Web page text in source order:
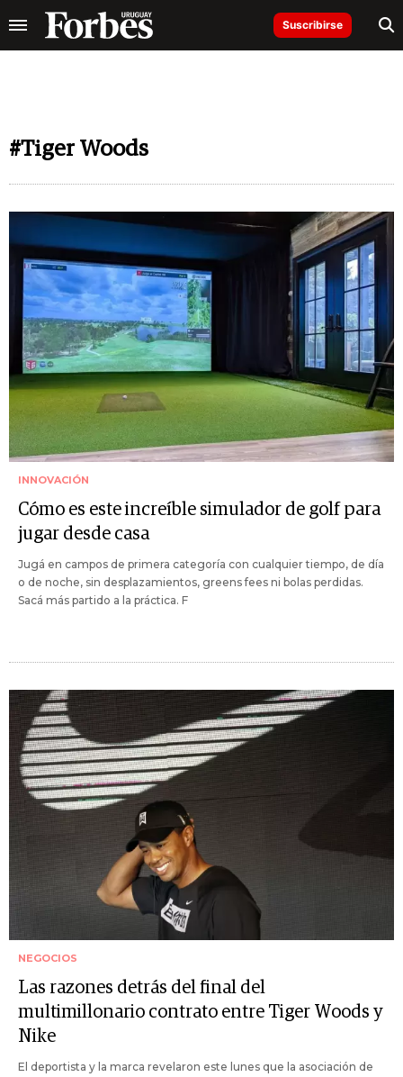
Suscribirse
#Tiger Woods
INNOVACIÓN
Cómo es este increíble simulador de golf para
jugar desde casa
Jugá en campos de primera categoría con cualquier tiempo, de día
o de noche, sin desplazamientos, greens fees ni bolas perdidas.
Sacá más partido a la práctica. F
NEGOCIOS
Las razones detrás del final del
multimillonario contrato entre Tiger Woods y
Nike
El deportista y la marca revelaron este lunes que la asociación de